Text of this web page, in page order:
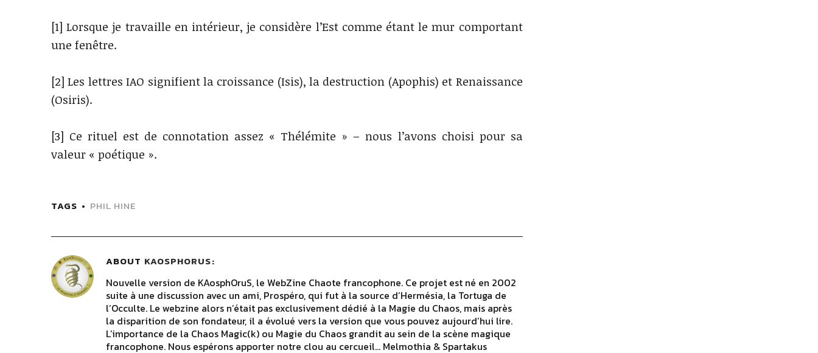
[1] Lorsque je travaille en intérieur, je considère l’Est comme étant le mur comportant
une fenêtre.
[2] Les lettres IAO signifient la croissance (Isis), la destruction (Apophis) et Renaissance
(Osiris).
[3] Ce rituel est de connotation assez « Thélémite » – nous l’avons choisi pour sa
valeur « poétique ».
TAGS PHIL HINE
ABOUT KAOSPHORUS
Nouvelle version de KAosphOruS, le WebZine Chaote francophone. Ce projet est né en 2002
suite à une discussion avec un ami, Prospéro, qui fut à la source d’Hermésia, la Tortuga de
l’Occulte. Le webzine alors n’était pas exclusivement dédié à la Magie du Chaos, mais après
la disparition de son fondateur, il a évolué vers la version que vous pouvez aujourd’hui lire.
L’importance de la Chaos Magic(k) ou Magie du Chaos grandit au sein de la scène magique
francophone. Nous espérons apporter notre clou au cercueil… Melmothia & Spartakus